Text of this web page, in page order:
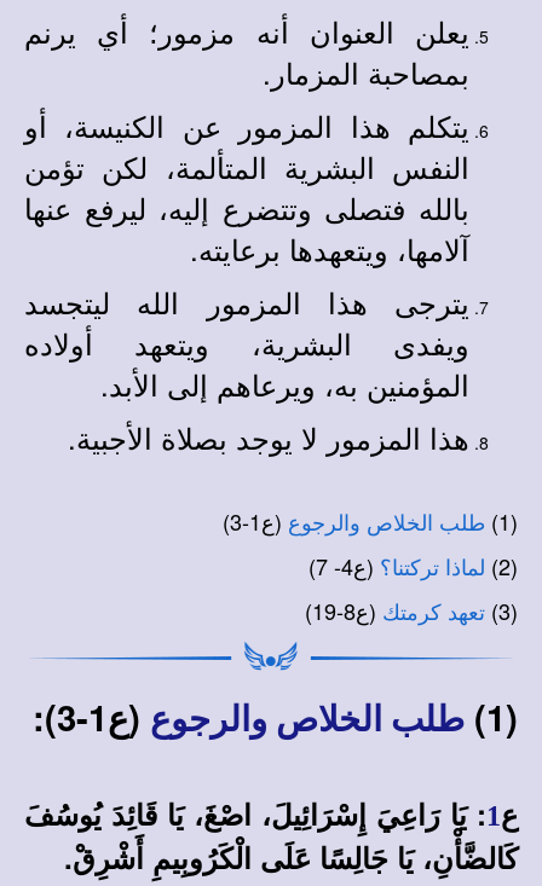
يعلن العنوان أنه مزمور؛ أي يرنم
بمصاحبة المزمار.
يتكلم هذا المزمور عن الكنيسة، أو
النفس البشرية المتألمة، لكن تؤمن
بالله فتصلى وتتضرع إليه، ليرفع عنها
آلامها، ويتعهدها برعايته.
يترجى هذا المزمور الله ليتجسد
ويفدى البشرية، ويتعهد أولاده
المؤمنين به، ويرعاهم إلى الأبد.
هذا المزمور لا يوجد بصلاة الأجبية.
(1) طلب الخلاص والرجوع (ع1-3)
(2)
لماذا تركتنا؟ (ع4- 7)
(3)
تعهد كرمتك (ع8-19)
(1) طلب الخلاص والرجوع (ع1-3):
ع1: يَا رَاعِيَ إِسْرَائِيلَ، اصْغَ، يَا قَائِدَ يُوسُفَ
كَالضَّأْنِ، يَا جَالِسًا عَلَى الْكَرُوبِيمِ أَشْرِقْ.